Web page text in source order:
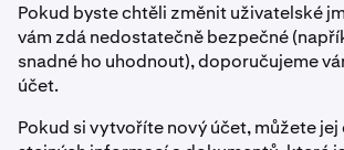
Pokud byste chtěli změnit uživatelské
vám zdá nedostatečně bezpečné
snadné ho uhodnout), doporučujeme
účet.
Pokud si vytvoříte nový účet, můžete